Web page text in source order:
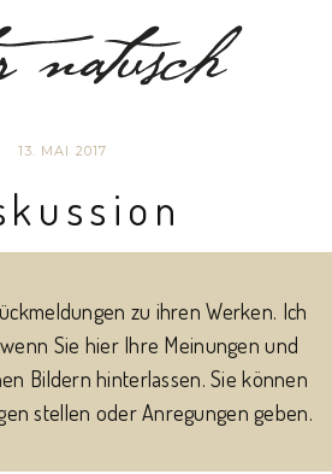
13. MAI 2017
zu ihren Werken. Ich
Sie hier Ihre Meinungen und
Bildern hinterlassen. Sie können
stellen oder Anregungen geben.